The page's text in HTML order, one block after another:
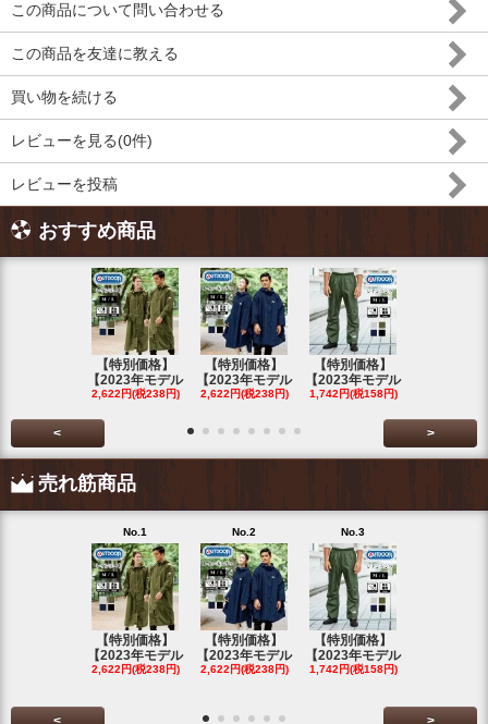
この商品について問い合わせる
この商品を友達に教える
買い物を続ける
レビューを見る(0件)
レビューを投稿
おすすめ商品
【特別価格】
【2023年モデル
2,622円(税238円)
【特別価格】
【2023年モデル
2,622円(税238円)
【特別価格】
【2023年モデル
1,742円(税158円)
< >
売れ筋商品
No.1
【特別価格】
【2023年モデル
2,622円(税238円)
No.2
【特別価格】
【2023年モデル
2,622円(税238円)
No.3
【特別価格】
【2023年モデル
1,742円(税158円)
< >